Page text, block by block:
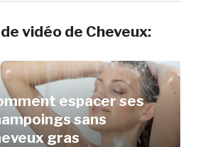
vidéo de Cheveux:
espacer ses
sans
gras